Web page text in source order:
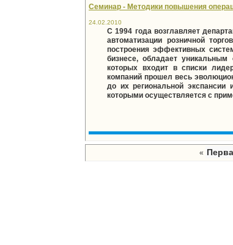
Семинар - Методики повышения
24.02.2010
C 1994 года возглавляет
автоматизации розничной
построения эффективных
бизнесе, обладает
которых входит в списки
компаний прошел весь
до их региональной
которыми осуществляется с
«